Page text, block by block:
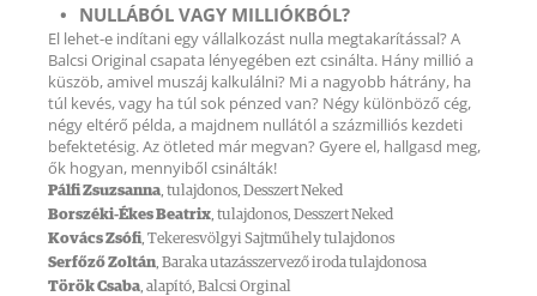
NULLÁBÓL VAGY MILLIÓKBÓL?
El lehet-e indítani egy vállalkozást nulla megtakarítással? A
Balcsi Original csapata lényegében ezt csinálta. Hány millió a
küszöb, amivel muszáj kalkulálni? Mi a nagyobb hátrány, ha
túl kevés, vagy ha túl sok pénzed van? Négy különböző cég,
négy eltérő példa, a majdnem nullától a százmilliós kezdeti
befektetésig. Az ötleted már megvan? Gyere el, hallgasd meg,
ők hogyan, mennyiből csinálták!
Pálfi Zsuzsanna, tulajdonos, Desszert Neked
Borszéki-Ékes Beatrix, tulajdonos, Desszert Neked
Kovács Zsófi, Tekeresvölgyi Sajtműhely tulajdonos
Serfőző Zoltán, Baraka utazásszervező iroda tulajdonosa
Török Csaba, alapító, Balcsi Orginal